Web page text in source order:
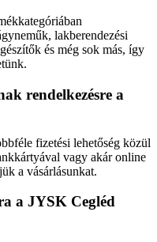
lakberendezési
és még sok más, így
rendelkezésre a
fizetési lehetőség közül
vagy akár online
a vásárlásunkat.
a JYSK Cegléd